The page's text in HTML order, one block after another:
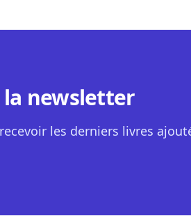
la newsletter
les derniers livres